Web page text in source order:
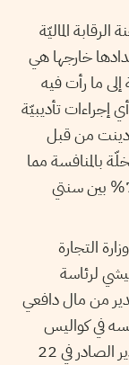
الماليّة
خارجها هي
إلى ما رأت فيه
تأديبيّة
من قبل
بالمنافسة مما
أدى إلى ارتفاع سعر علبة الطماطم بنسبة 75% بين سنتي
التجارة
لرئاسة
من مال دافعي
في كواليس
إتخاذ قرار دعم معجون الطماطم عند التصدير الصادر في 22